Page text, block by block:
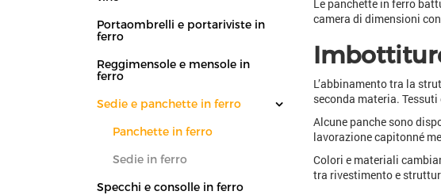
Le panchette in ferro
camera di dimensioni
L’abbinamento tra la
seconda materia.
Alcune panche sono
lavorazione capitonné
Colori e materiali
tra rivestimento e
Portaombrelli e portariviste in
ferro
Reggimensole e mensole in
ferro
Sedie e panchette in ferro
Panchette in ferro
Sedie in ferro
Specchi e consolle in ferro